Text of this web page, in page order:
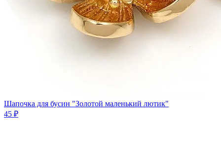
Шапочка для бусин "Золотой маленький лютик"
45 ₽